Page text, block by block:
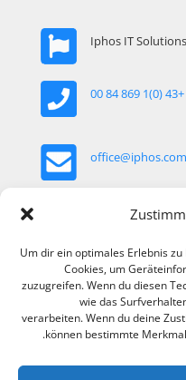
Um dir ein optimales Erlebnis
Cookies, um
zuzugreifen. Wenn du diesen
wie das
verarbeiten. Wenn du deine
können bestimmte
Iphos IT
+43 (0)1 869 84 00
office@iphos.com
Khekgasse 35,